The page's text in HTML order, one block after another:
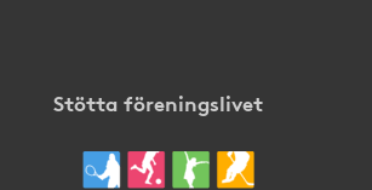
Stötta föreningslivet